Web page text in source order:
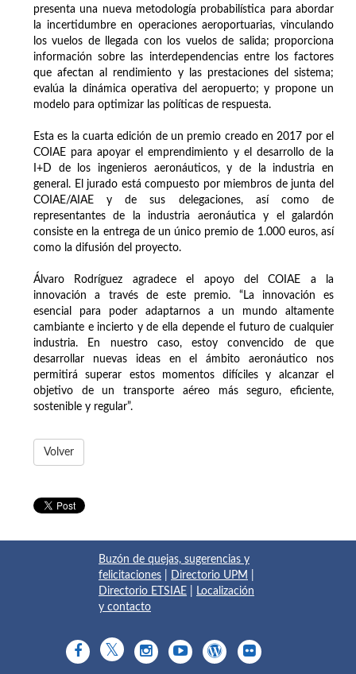
presenta una nueva metodología probabilística para abordar
la incertidumbre en operaciones aeroportuarias, vinculando
los vuelos de llegada con los vuelos de salida; proporciona
información sobre las interdependencias entre los factores
que afectan al rendimiento y las prestaciones del sistema;
evalúa la dinámica operativa del aeropuerto; y propone un
modelo para optimizar las políticas de respuesta.
Esta es la cuarta edición de un premio creado en 2017 por el
COIAE para apoyar el emprendimiento y el desarrollo de la
I+D de los ingenieros aeronáuticos, y de la industria en
general. El jurado está compuesto por miembros de junta del
COIAE/AIAE y de sus delegaciones, así como de
representantes de la industria aeronáutica y el galardón
consiste en la entrega de un único premio de 1.000 euros, así
como la difusión del proyecto.
Álvaro Rodríguez agradece el apoyo del COIAE a la
innovación a través de este premio. “La innovación es
esencial para poder adaptarnos a un mundo altamente
cambiante e incierto y de ella depende el futuro de cualquier
industria. En nuestro caso, estoy convencido de que
desarrollar nuevas ideas en el ámbito aeronáutico nos
permitirá superar estos momentos difíciles y alcanzar el
objetivo de un transporte aéreo más seguro, eficiente,
sostenible y regular”.
Volver
Buzón de quejas, sugerencias y
felicitaciones
Directorio UPM
Directorio ETSIAE
Localización
y contacto